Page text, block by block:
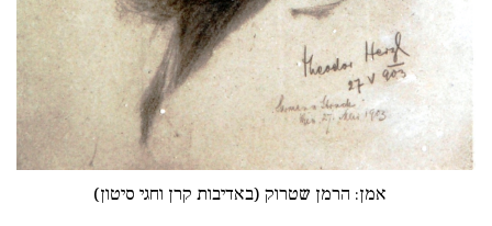
אמן: הרמן שטרוק (באדיבות קרן וחגי סיטון)